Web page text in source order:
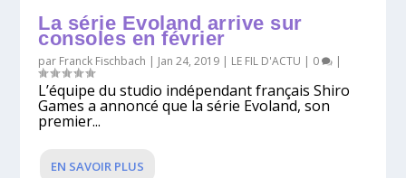
La série Evoland arrive sur
consoles en février
par Franck Fischbach | Jan 24, 2019 | LE FIL D'ACTU | 0 |
L’équipe du studio indépendant français Shiro
Games a annoncé que la série Evoland, son
premier...
EN SAVOIR PLUS